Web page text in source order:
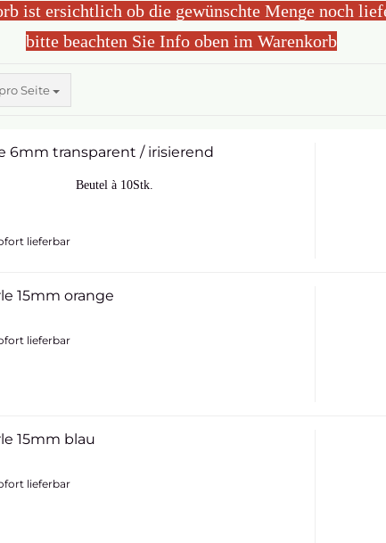
ist ersichtlich ob die gewünschte Menge noch
bitte beachten Sie Info oben im Warenkorb
Seite
6mm transparent / irisierend
Beutel à 10Stk.
lieferbar
15mm orange
lieferbar
15mm blau
lieferbar